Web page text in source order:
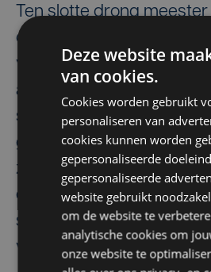
Ten slotte drong
op opschorting van straf.
verantwoordelijke
actief in het onderwijs. "Er
schoolbestuur nooit
geld moest beheren", zei
zijn laatste woord. De
eerder al gepleit dat de
systeem met de zwarte
voorganger had
Deze website
van cookies.
Cookies worden gebruikt
personaliseren van
cookies kunnen worden
gepersonaliseerde
gepersonaliseerde
website gebruikt
om de website te
analytische cookies om
onze website te